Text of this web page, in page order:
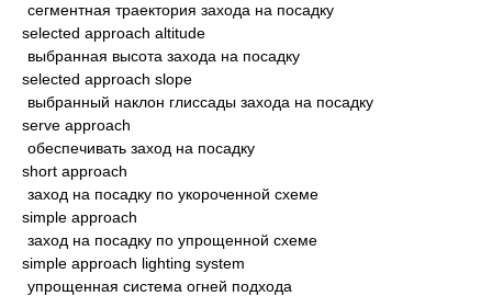
сегментная траектория захода на посадку
selected approach altitude
выбранная высота захода на посадку
selected approach slope
выбранный наклон глиссады захода на посадку
serve approach
обеспечивать заход на посадку
short approach
заход на посадку по укороченной схеме
simple approach
заход на посадку по упрощенной схеме
simple approach lighting system
упрощенная система огней подхода